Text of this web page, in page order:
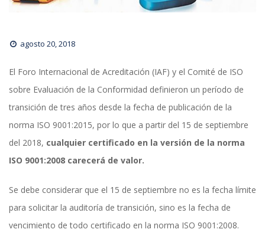
agosto 20, 2018
El Foro Internacional de Acreditación (IAF) y el Comité de ISO
obre Evaluación de la Conformidad definieron un período de
transición de tres años desde la fecha de publicación de la
norma ISO 9001:2015, por lo que a partir del 15 de septiembre
del 2018, cualquier certificado en la versión de la norma
ISO 9001:2008 carecerá de valor.
Se debe considerar que el 15 de septiembre no es la fecha límite
para solicitar la auditoría de transición, sino es la fecha de
vencimiento de todo certificado en la norma ISO 9001:2008.